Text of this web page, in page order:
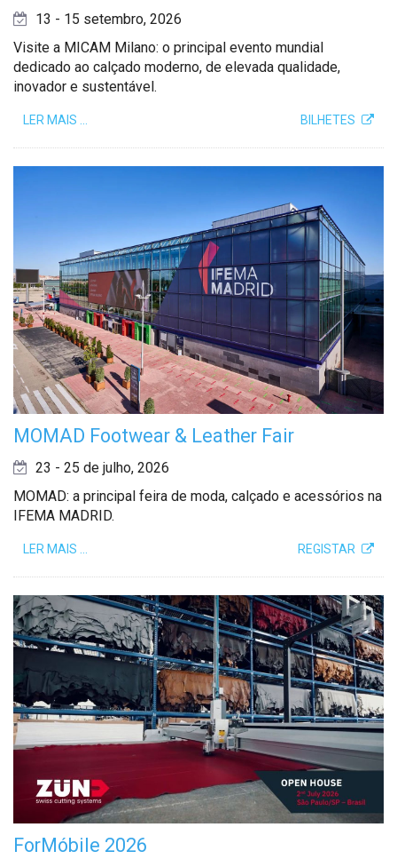
13 - 15 setembro, 2026
Visite a MICAM Milano: o principal evento mundial
dedicado ao calçado moderno, de elevada qualidade,
inovador e sustentável.
BILHETES
LER MAIS …
MOMAD Footwear & Leather Fair
23 - 25 de julho, 2026
MOMAD: a principal feira de moda, calçado e acessórios na
IFEMA MADRID.
REGISTAR
LER MAIS …
ForMóbile 2026